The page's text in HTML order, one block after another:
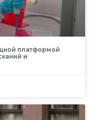
платформой
и